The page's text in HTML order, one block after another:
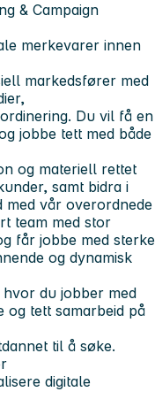
& Campaign
merkevarer innen
markedsfører med
Du vil få en
jobbe tett med både
og materiell rettet
samt bidra i
med vår overordnede
team med stor
får jobbe med sterke
og dynamisk
du jobber med
og tett samarbeid på
til å søke.
digitale